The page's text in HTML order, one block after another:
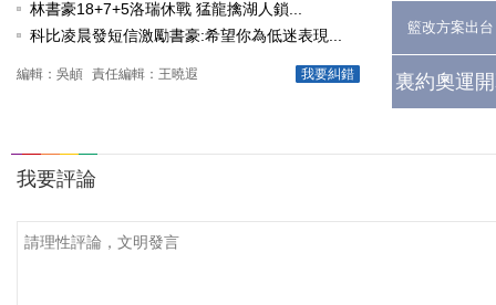
林書豪18+7+5洛瑞休戰 猛龍擒湖人鎖...
科比凌晨發短信激勵書豪:希望你為低迷表現...
我要糾錯
編輯：吳頔 責任編輯：王曉遐
籃改方案出台
裏約奧運